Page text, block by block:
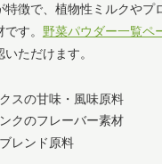
特徴で、植物性ミルクやプ
す。 野菜パウダー一覧ペ
ただけます。
スの甘味・風味原料
クのフレーバー素材
レンド原料